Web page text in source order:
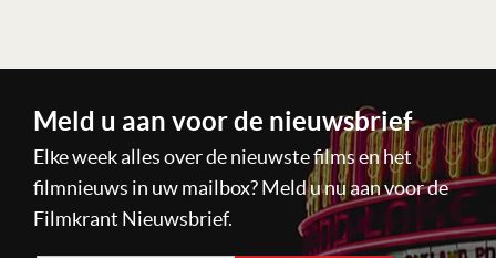
Meld u aan voor de nieuwsbrief
Elke week alles over de nieuwste films en het
filmnieuws in uw mailbox? Meld u nu aan voor de
Filmkrant Nieuwsbrief.